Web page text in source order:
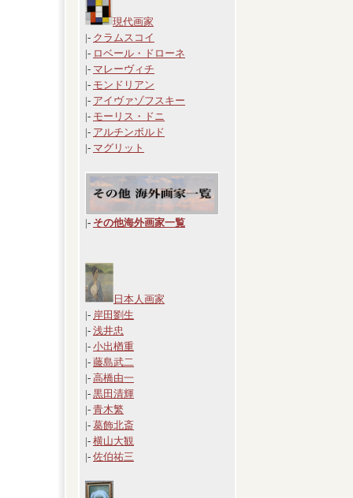
現代画家
|- クラムスコイ
|- ロベール・ドローネ
|- マレーヴィチ
|- モンドリアン
|- アイヴァゾフスキー
|- モーリス・ドニ
|- アルチンボルド
|- マグリット
|- その他海外画家一覧
日本人画家
|- 岸田劉生
|- 浅井忠
|- 小出楢重
|- 藤島武二
|- 高橋由一
|- 黒田清輝
|- 青木繁
|- 葛飾北斎
|- 横山大観
|- 佐伯祐三